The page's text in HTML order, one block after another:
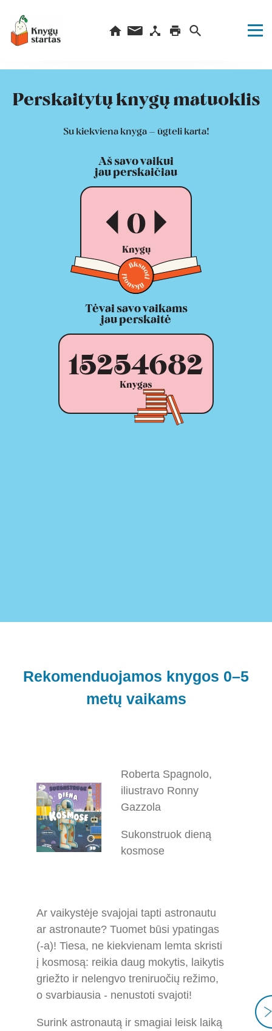
Perskaitytų knygų matuoklis
Su kiekviena knyga – ūgteli karta!
Aš savo vaikui
jau perskaičiau
0
Knygų
Tėvai savo vaikams
jau perskaitė
15254682
Knygas
Rekomenduojamos knygos 0–5
metų vaikams
Roberta Spagnolo,
iliustravo Ronny
Gazzola
Sukonstruok dieną
kosmose
Ar vaikystėje svajojai tapti astronautu
ar astronaute? Tuomet būsi ypatingas
(-a)! Tiesa, ne kiekvienam lemta skristi
į kosmosą: reikia daug mokytis, laikytis
griežto ir nelengvo treniruočių režimo,
o svarbiausia - nenustoti svajoti!
Surink astronautą ir smagiai leisk laiką